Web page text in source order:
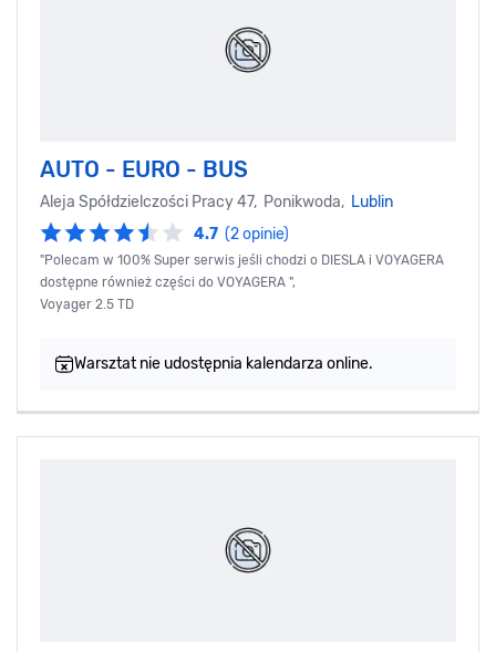
AUTO - EURO - BUS
Aleja Spółdzielczości Pracy 47, Ponikwoda, Lublin
4.7 (2 opinie)
"Polecam w 100% Super serwis jeśli chodzi o DIESLA i VOYAGERA
dostępne również części do VOYAGERA ",
Voyager 2.5 TD
Warsztat nie udostępnia kalendarza online.